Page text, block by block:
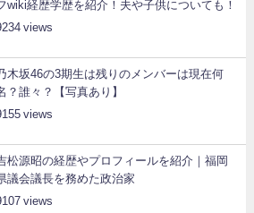
wiki経歴学歴を紹介！夫や子供についても！
木坂46の3期生は残りのメンバーは現在何
？誰々？【写真あり】
松源昭の経歴やプロフィールを紹介｜福岡
議会議長を務めた政治家